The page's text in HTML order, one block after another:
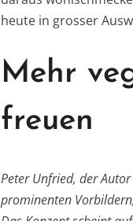
heute in grosser
Mehr
freuen
Peter Unfried, der
prominenten